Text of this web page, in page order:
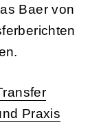
Baer von
Praxis